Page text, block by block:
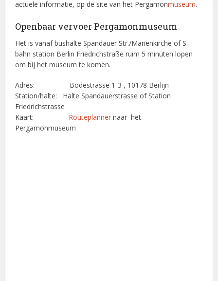
actuele informatie, op de site van het Pergamonmuseum.
Openbaar vervoer Pergamonmuseum
Het is vanaf bushalte Spandauer Str./Marienkirche of S-
bahn station Berlin Friedrichstraße ruim 5 minuten lopen
om bij het museum te komen.
Adres: Bodestrasse 1-3 , 10178 Berlijn
Station/halte: Halte Spandauerstrasse of Station
Friedrichstrasse
Kaart: Routeplanner naar het
Pergamonmuseum